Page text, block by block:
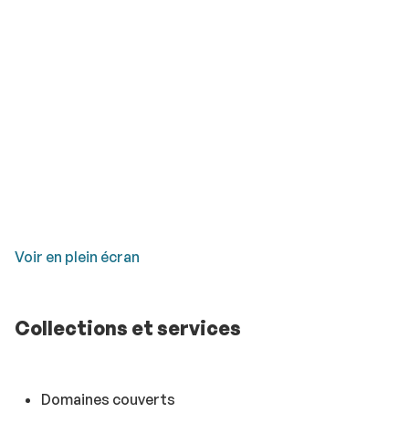
Voir en plein écran
Collections et services
Domaines couverts